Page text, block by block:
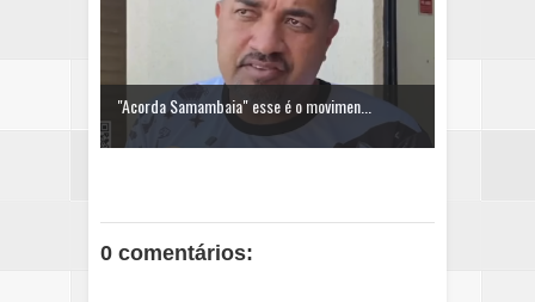
"Acorda Samambaia" esse é o movimen...
0 comentários: